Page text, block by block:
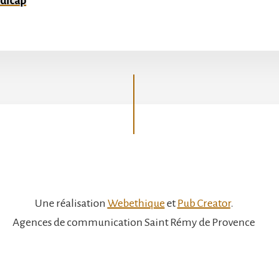
Une réalisation Webethiqueet Pub Creator.
Agences de communication Saint Rémy de Provence